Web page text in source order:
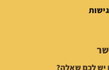
יש לכם שאלה?